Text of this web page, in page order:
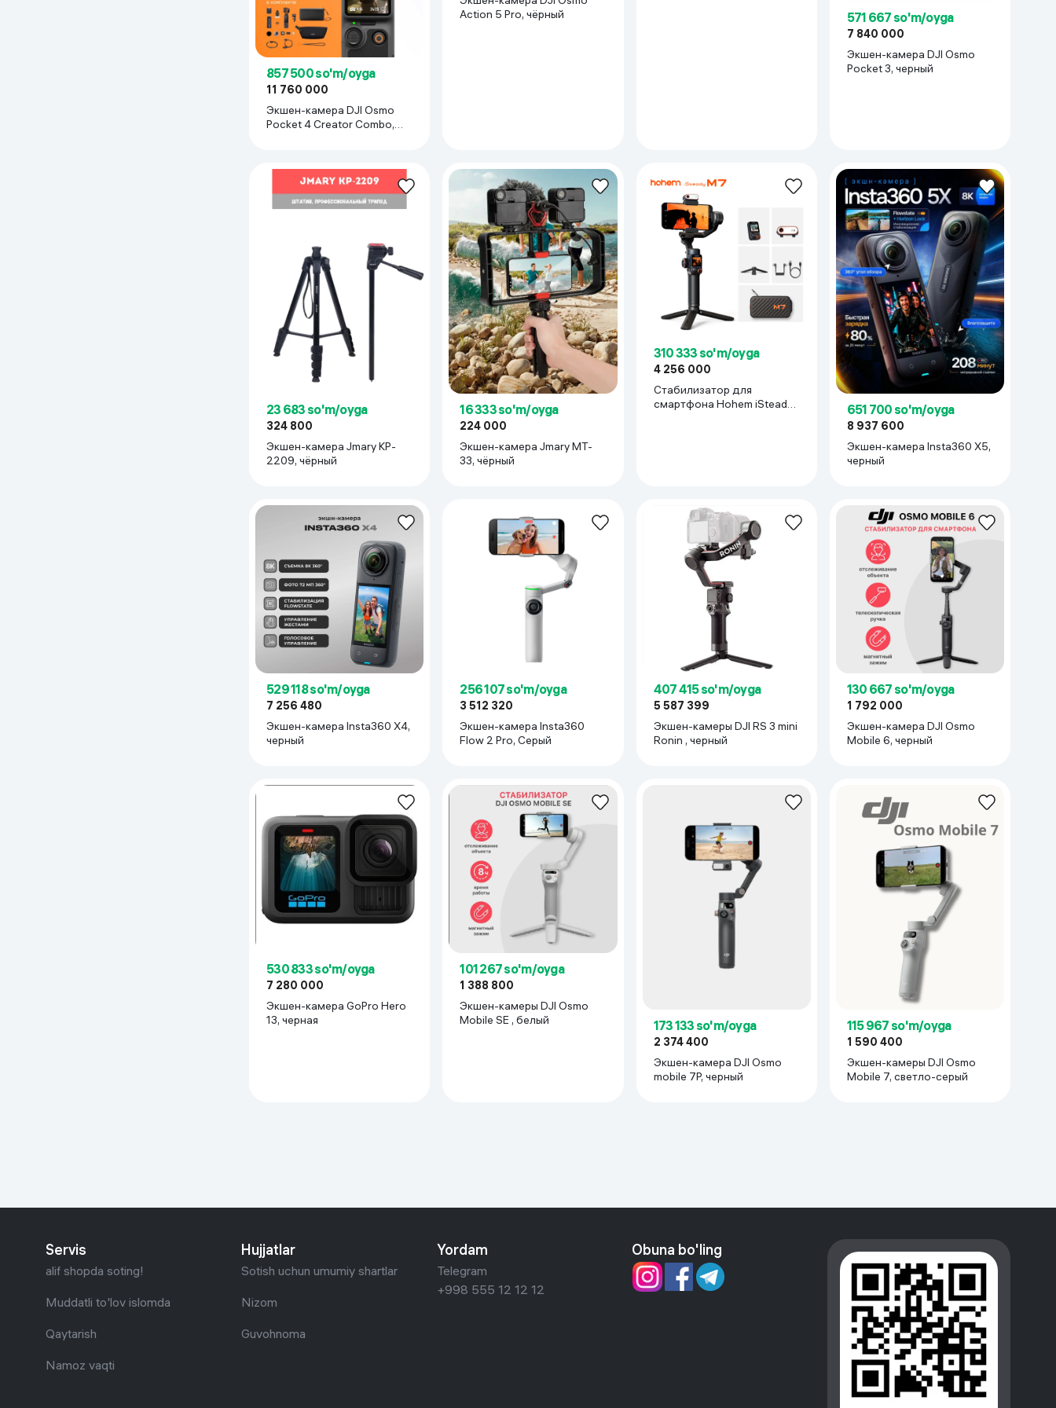
857 500 so'm/oyga
11 760 000
Экшен-камера DJI Osmo
Pocket 4 Creator Combo,
Action 5 Pro, чёрный
571 667 so'm/oyga
7 840 000
Экшен-камера DJI Osmo
Pocket 3, черный
23 683 so'm/oyga
324 800
Экшен-камера Jmary KP-
2209, чёрный
16 333 so'm/oyga
224 000
Экшен-камера Jmary MT-
33, чёрный
310 333 so'm/oyga
4 256 000
Стабилизатор для
смартфона Hohem iSteady
651 700 so'm/oyga
8 937 600
Экшен-камера Insta360 X5,
черный
529 118 so'm/oyga
7 256 480
Экшен-камера Insta360 X4,
черный
256 107 so'm/oyga
3 512 320
Экшен-камера Insta360
Flow 2 Pro, Серый
407 415 so'm/oyga
5 587 399
Экшен-камеры DJI RS 3 mini
Ronin , черный
130 667 so'm/oyga
1 792 000
Экшен-камера DJI Osmo
Mobile 6, черный
530 833 so'm/oyga
7 280 000
Экшен-камера GoPro Hero
13, черная
101 267 so'm/oyga
1 388 800
Экшен-камеры DJI Osmo
Mobile SE , белый
173 133 so'm/oyga
2 374 400
Экшен-камера DJI Osmo
mobile 7P, черный
115 967 so'm/oyga
1 590 400
Экшен-камеры DJI Osmo
Mobile 7, светло-серый
Servis
alif shopda soting!
Muddatli to'lov islomda
Qaytarish
Namoz vaqti
Hujjatlar
Sotish uchun umumiy shartlar
Nizom
Guvohnoma
Yordam
Telegram
+998 555 12 12 12
Obuna bo'ling